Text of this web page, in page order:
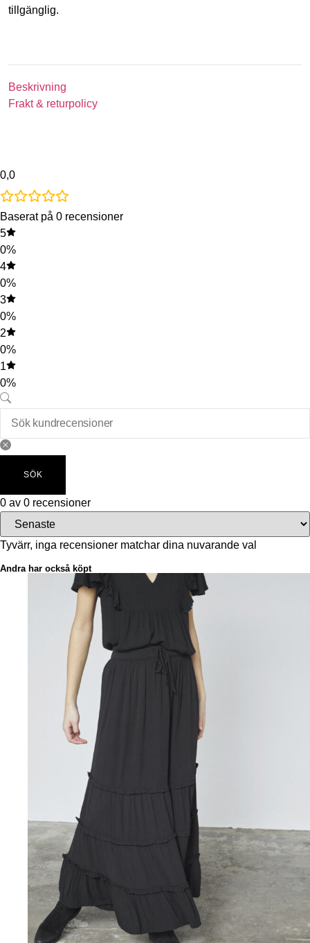
tillgänglig.
Beskrivning
Frakt & returpolicy
0,0
Baserat på 0 recensioner
5
0%
4
0%
3
0%
2
0%
1
0%
SÖK
0 av 0 recensioner
Tyvärr, inga recensioner matchar dina nuvarande val
Andra har också köpt